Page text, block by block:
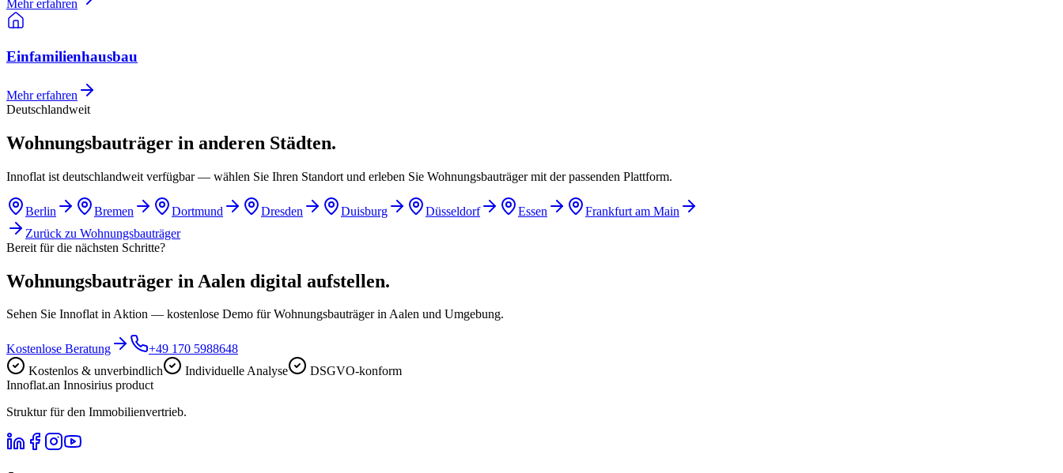
Mehr erfahren
Einfamilienhausbau
Mehr erfahren
Deutschlandweit
Wohnungsbauträger in anderen Städten.
Innoflat ist deutschlandweit verfügbar — wählen Sie Ihren Standort und erleben Sie Wohnungsbauträger mit der passenden Plattform.
Berlin Bremen Dortmund Dresden Duisburg Düsseldorf Essen
Frankfurt am Main
Zurück zu Wohnungsbauträger
Bereit für die nächsten Schritte?
Wohnungsbauträger in Aalen digital aufstellen.
Sehen Sie Innoflat in Aktion — kostenlose Demo für Wohnungsbauträger in Aalen und Umgebung.
Kostenlose Beratung
+49 170 5988648
Kostenlos & unverbindlich
Individuelle Analyse
DSGVO-konform
Innoflat.an Innosirius product
Struktur für den Immobilienvertrieb.